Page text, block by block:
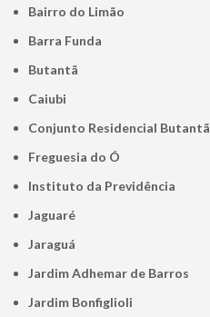
Bairro do Limão
Barra Funda
Butantã
Caiubi
Conjunto Residencial Butantã
Freguesia do Ó
Instituto da Previdência
Jaguaré
Jaraguá
Jardim Adhemar de Barros
Jardim Bonfiglioli